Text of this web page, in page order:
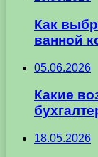
Как
ванной
05.06.2026
Какие
18.05.2026